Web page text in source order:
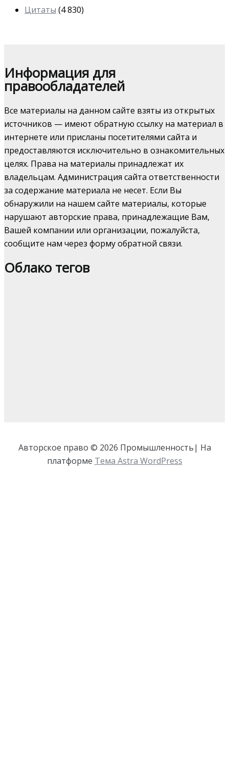
Цитаты (4 830)
Информация для
правообладателей
Все материалы на данном сайте взяты из открытых
источников — имеют обратную ссылку на материал в
интернете или присланы посетителями сайта и
предоставляются исключительно в ознакомительных
целях. Права на материалы принадлежат их
владельцам. Администрация сайта ответственности
за содержание материала не несет. Если Вы
обнаружили на нашем сайте материалы, которые
нарушают авторские права, принадлежащие Вам,
Вашей компании или организации, пожалуйста,
сообщите нам через форму обратной связи.
Облако тегов
Авторское право © 2026 Промышленность| На
платформе Тема Astra WordPress